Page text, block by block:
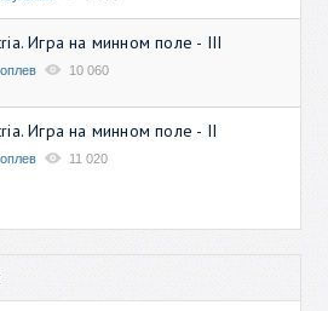
Игра на минном поле - III
10 060
Игра на минном поле - II
11 020